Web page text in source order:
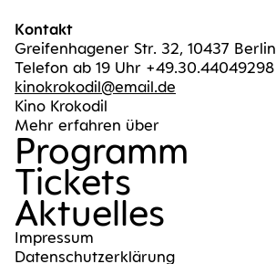
Kontakt
Greifenhagener Str. 32, 10437 Berlin
Telefon ab 19 Uhr +49.30.44049298
kinokrokodil@email.de
Kino Krokodil
Mehr erfahren über
Pro­gramm
Tickets
Aktu­el­les
Impres­sum
Daten­schutz­er­klä­rung